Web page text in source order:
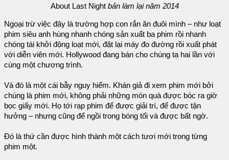
About Last Night bản làm lại năm 2014
Ngoại trừ việc đây là trường hợp con rắn ăn đuôi mình – như loạt
phim siêu anh hùng nhanh chóng sản xuất ba phim rồi nhanh
chóng tái khởi động loạt mới, đặt lại máy đo đường rồi xuất phát
với diễn viên mới. Hollywood đang bán cho chúng ta hai lần với
cùng một chương trình.
Và đó là một cái bẫy nguy hiểm. Khán giả đi xem phim mới bởi
chúng là phim mới, không phải những món quà được bóc ra giờ
bọc giấy mới. Họ tới rạp phim để được giải trí, để được tận
hưởng – nhưng cũng để ngồi trong bóng tối và được bất ngờ.
Đó là thứ cần được hình thành một cách tươi mới trong từng
phim một.